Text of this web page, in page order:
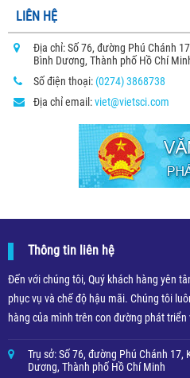
LIÊN HỆ
Địa chỉ: Số 76, đường Phú Chánh
Bình Dương, Thành phố Hồ Chí
Số điện thoại: (0274) 3868738
Địa chỉ email:viet@vietsci.com
Thông tin liên hệ
Đến với chúng tôi, Quý khách hàng yên
phục vụ và chế độ hậu mãi. Chúng tôi
hàng của mình trên con đường phát triển
Trụ sở: Số 76, đường Phú Chánh
Dương, Thành phố Hồ Chí Minh